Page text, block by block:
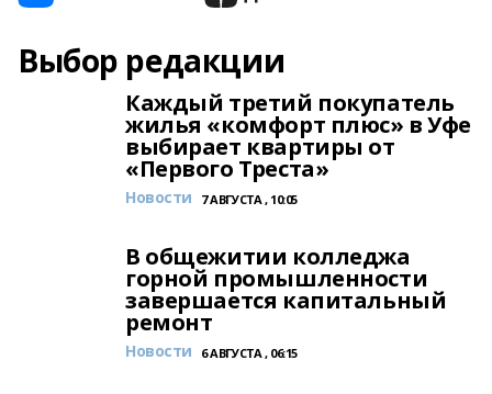
Выбор редакции
Каждый третий покупатель
жилья «комфорт плюс» в Уфе
выбирает квартиры от
«Первого Треста»
Новости 7 АВГУСТА , 10:05
В общежитии колледжа
горной промышленности
завершается капитальный
ремонт
Новости 6 АВГУСТА , 06:15